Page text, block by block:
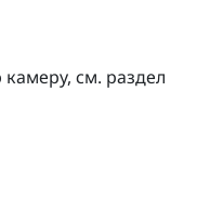
см. раздел